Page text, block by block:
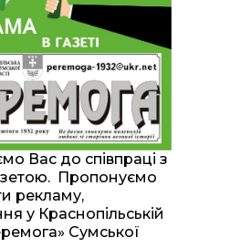
сертифікати,
до зими та
ВПО: підсумки
виконкому
ради
Масалітіна:
тримає віра в
і повернення
біль… Знову
На щиті
Вас до співпраці з
Пропонуємо
рекламу,
у Краснопільській
Сумської